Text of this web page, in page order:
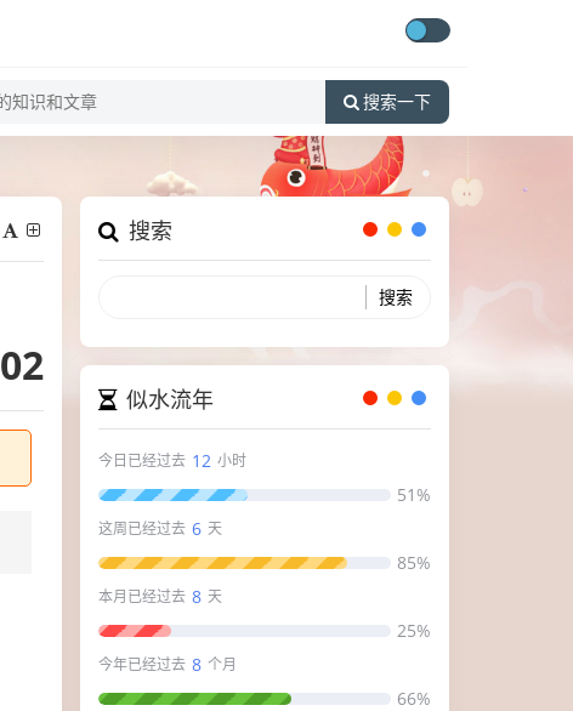
搜索一下
02
搜索
似水流年
今日已经过去 12 小时
51%
这周已经过去 6 天
85%
本月已经过去 8 天
25%
今年已经过去 8 个月
66%